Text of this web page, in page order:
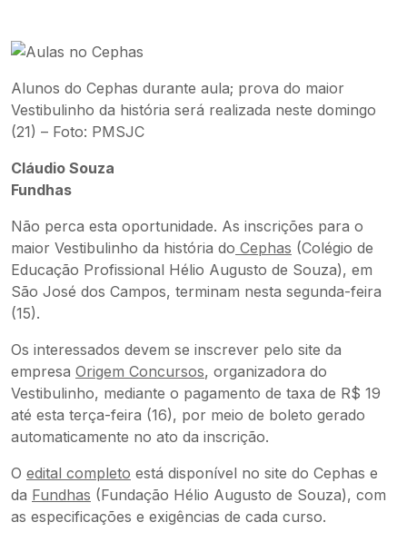
Alunos do Cephas durante aula; prova do maior
Vestibulinho da história será realizada neste domingo
(21) – Foto: PMSJC
Cláudio Souza
Fundhas
Não perca esta oportunidade. As inscrições para o
maior Vestibulinho da história do Cephas (Colégio de
Educação Profissional Hélio Augusto de Souza), em
São José dos Campos, terminam nesta segunda-feira
(15).
Os interessados devem se inscrever pelo site da
empresa Origem Concursos, organizadora do
Vestibulinho, mediante o pagamento de taxa de R$ 19
até esta terça-feira (16), por meio de boleto gerado
automaticamente no ato da inscrição.
O edital completo está disponível no site do Cephas e
da Fundhas (Fundação Hélio Augusto de Souza), com
as especificações e exigências de cada curso.